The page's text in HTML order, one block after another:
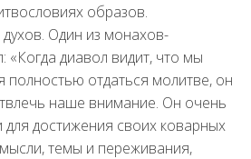
образов.
Один из монахов-
«Когда диавол видит, что мы
полностью отдаться молитве, он
наше внимание. Он очень
для достижения своих коварных
темы и переживания,